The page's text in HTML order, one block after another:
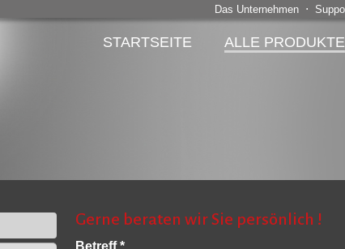
Das Unternehmen ⋅
STARTSEITE ALLE PRODUKTE
Gerne beraten wir Sie persönlich !
Betreff *